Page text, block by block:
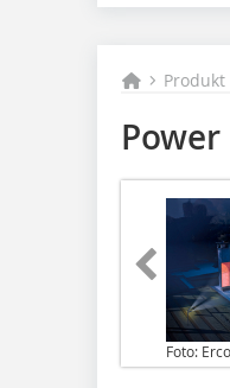
Produkt
Foto: Erco